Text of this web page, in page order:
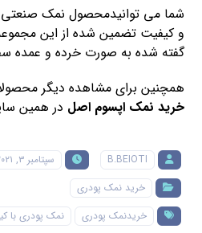
شما می توانیدمحصول نمک صنعتی
و کیفیت تضمین شده از این
گفته شده به صورت خرده و عمده
همچنین برای مشاهده دیگر
خرید نمک اپسوم اصل در همین
B.BEIOTI
سپتامبر ۳, ۲۰۲۱
خرید نمک پودری
خریدنمک پودری
نمک پودری با